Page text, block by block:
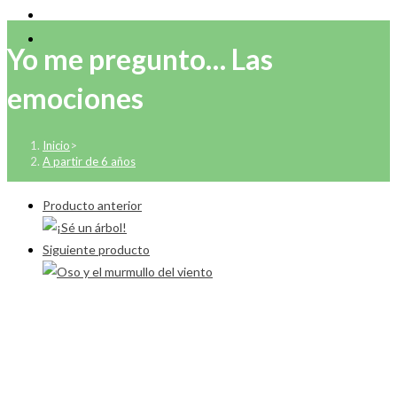
Yo me pregunto… Las
emociones
Inicio>
A partir de 6 años
Producto anterior
Siguiente producto